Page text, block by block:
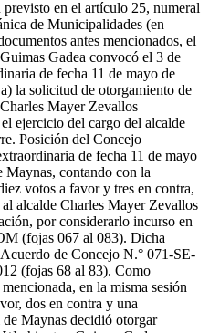
previsto en el artículo 25, numeral
de Municipalidades (en
antes mencionados, el
Gadea convocó el 3 de
de fecha 11 de mayo de
la solicitud de otorgamiento de
Mayer Zevallos
ejercicio del cargo del alcalde
Posición del Concejo
de fecha 11 de mayo
contando con la
votos a favor y tres en contra,
alcalde Charles Mayer Zevallos
por considerarlo incurso en
(fojas 067 al 083). Dicha
de Concejo N.° 071-SE-
(fojas 68 al 83). Como
en la misma sesión
dos en contra y una
Maynas decidió otorgar